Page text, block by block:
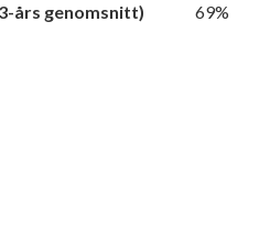
års genomsnitt) 69%